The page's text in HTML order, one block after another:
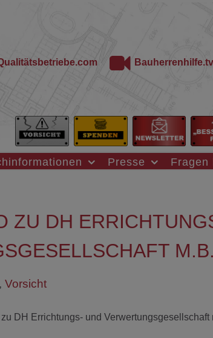
Bauherrenhilfe.tv
Presse Fragen
ZU DH
, Vorsicht
DH Errichtungs- und